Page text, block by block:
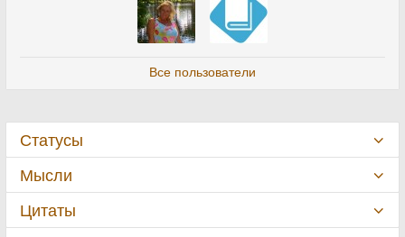
Все пользователи
Статусы
Мысли
Цитаты